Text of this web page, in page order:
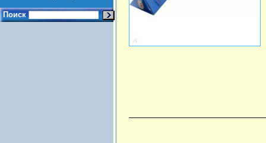
Поиск